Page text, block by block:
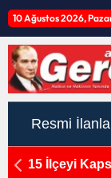
10 Ağustos 2026,
Resmi
15 İlçeyi